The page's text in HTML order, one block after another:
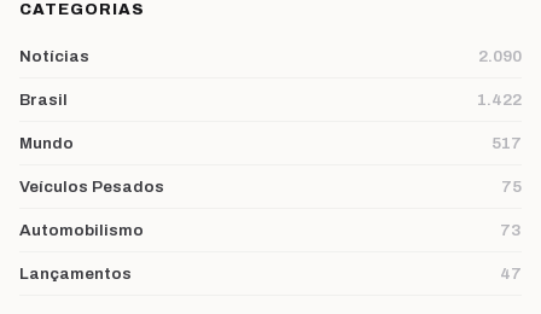
CATEGORIAS
Notícias 2.090
Brasil 1.422
Mundo 517
Veículos Pesados 75
Automobilismo 73
Lançamentos 47